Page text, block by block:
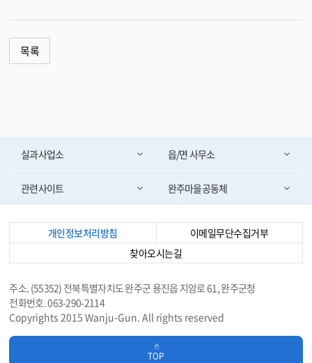
목록
실과사업소 읍/면 사무소
관련사이트 완주마을공동체
개인정보처리방침
이메일무단수집거부
찾아오시는길
주소. (55352) 전북특별자치도 완주군 용진읍 지암로 61, 완주군청
전화번호. 063-290-2114
Copyrights 2015 Wanju-Gun. All rights reserved
TOP